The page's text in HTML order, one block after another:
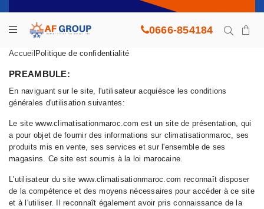
0666-854184
Accueil Politique de confidentialité
PREAMBULE:
En naviguant sur le site, l'utilisateur acquièsce les conditions
générales d'utilisation suivantes:
Le site www.climatisationmaroc.com est un site de présentation, qui
a pour objet de fournir des informations sur climatisationmaroc, ses
produits mis en vente, ses services et sur l'ensemble de ses
magasins. Ce site est soumis à la loi marocaine.
L'utilisateur du site www.climatisationmaroc.com reconnaît disposer
de la compétence et des moyens nécessaires pour accéder à ce site
et à l'utiliser. Il reconnaît également avoir pris connaissance de la